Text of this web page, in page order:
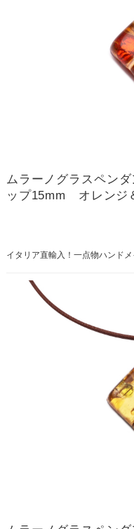
ムラーノグラスペン
ップ15mm オレンジ
イタリア直輸入！一点物ハンド